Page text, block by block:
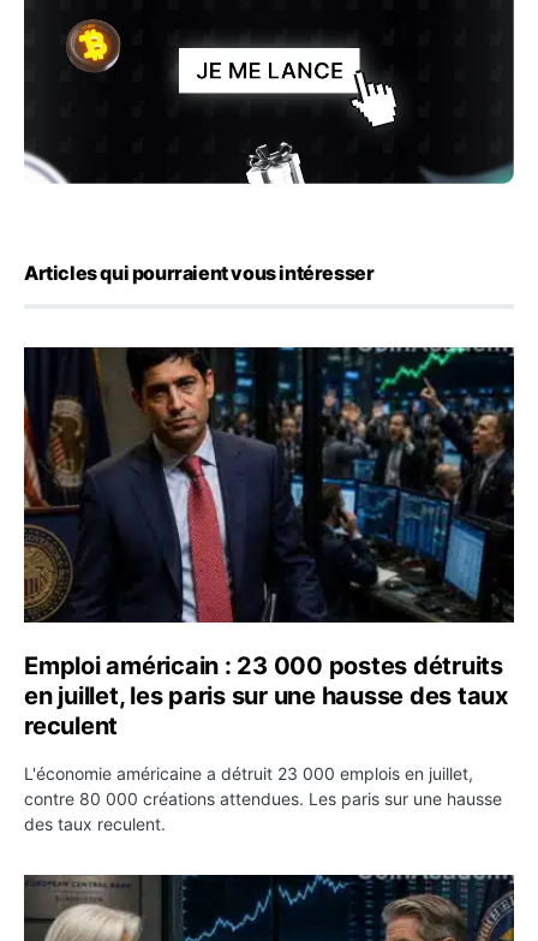
Articles qui pourraient vous intéresser
Emploi américain : 23 000 postes détruits en juillet, les
Emploi américain : 23 000 postes détruits
en juillet, les paris sur une hausse des taux
reculent
L'économie américaine a détruit 23 000 emplois en juillet,
contre 80 000 créations attendues. Les paris sur une hausse
des taux reculent.
Yen : Washington a vendu des euros sans prévenir la